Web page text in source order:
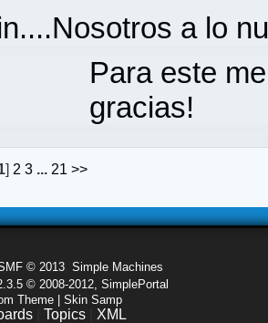
a lo
Para este
gracias!
] 2 3 ... 21 >>
© 2013 Simple Machines
© 2008-2012, SimplePortal
Theme | Skin Samp
Topics XML